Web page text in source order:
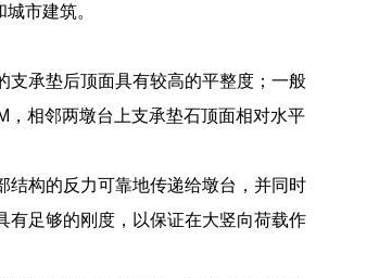
市建筑。
承垫后顶面具有较高的平整度；一般
，相邻两墩台上支承垫石顶面相对水平
结构的反力可靠地传递给墩台，并同时
有足够的刚度，以保证在大竖向荷载作